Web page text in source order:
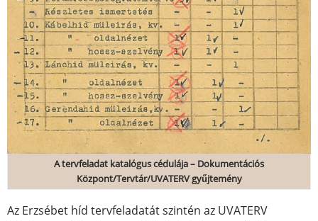
A tervfeladat katalógus cédulája – Dokumentációs
Központ/Tervtár/UVATERV gyűjtemény
Az Erzsébet híd tervfeladatát szintén az UVATERV